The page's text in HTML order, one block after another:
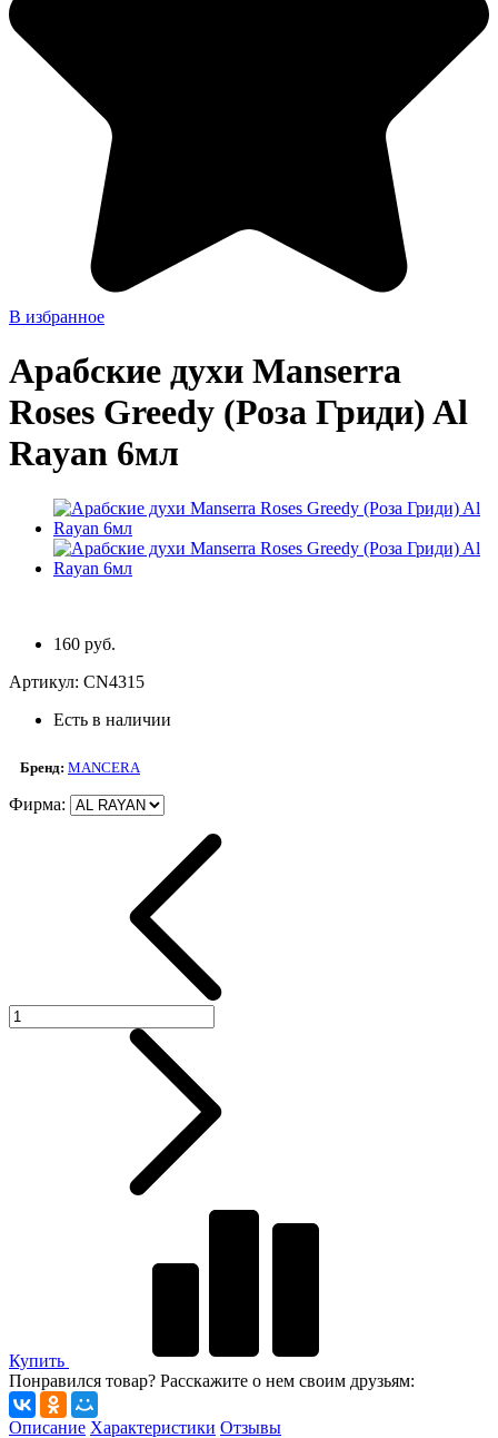
В избранное
Арабские духи Manserra
Roses Greedy (Роза Гриди) Al
Rayan 6мл
160 руб.
Артикул: CN4315
Есть в наличии
Бренд: MANCERA
Фирма:
Купить
Понравился товар? Расскажите о нем своим друзьям:
Описание Характеристики Отзывы